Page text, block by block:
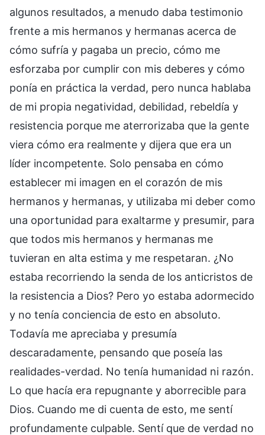
algunos resultados, a menudo daba testimonio
frente a mis hermanos y hermanas acerca de
cómo sufría y pagaba un precio, cómo me
esforzaba por cumplir con mis deberes y cómo
ponía en práctica la verdad, pero nunca hablaba
de mi propia negatividad, debilidad, rebeldía y
resistencia porque me aterrorizaba que la gente
viera cómo era realmente y dijera que era un
líder incompetente. Solo pensaba en cómo
establecer mi imagen en el corazón de mis
hermanos y hermanas, y utilizaba mi deber como
una oportunidad para exaltarme y presumir, para
que todos mis hermanos y hermanas me
tuvieran en alta estima y me respetaran. ¿No
estaba recorriendo la senda de los anticristos de
la resistencia a Dios? Pero yo estaba adormecido
y no tenía conciencia de esto en absoluto.
Todavía me apreciaba y presumía
descaradamente, pensando que poseía las
realidades-verdad. No tenía humanidad ni razón.
Lo que hacía era repugnante y aborrecible para
Dios. Cuando me di cuenta de esto, me sentí
profundamente culpable. Sentí que de verdad no